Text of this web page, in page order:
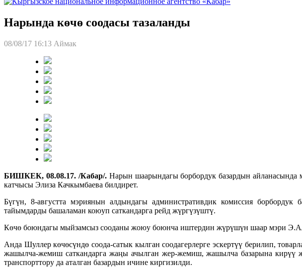
Нарында көчө соодасы тазаланды
08/08/17 16:13 Аймак
БИШКЕК, 08.08.17. /Кабар/.Нарын шаарындагы борбордук базардын айланасында
катчысы Элиза Качкымбаева билдирет.
Бүгүн, 8-августта мэриянын алдындагы административдик комиссия
тайымдарды башаламан коюуп саткандарга рейд жүргүзүштү.
Көчө боюндагы мыйзамсыз сооданы жоюу боюнча иштердин жүрүшүн шаар мэри
Анда Шуллер көчөсүндө соода-сатык кылган соодагерлерге эскертүү берилип,
жашылча-жемиш саткандарга жаңы ачылган жер-жемиш, жашылча базарына кирүү
транспорттору да аталган базардын ичине киргизилди.